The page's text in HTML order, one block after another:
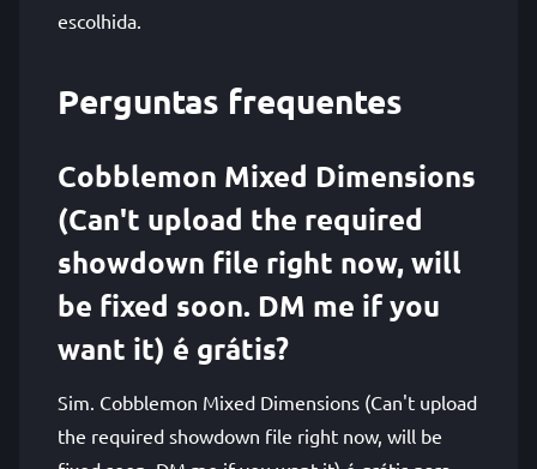
escolhida.
Perguntas frequentes
Cobblemon Mixed Dimensions
(Can't upload the required
showdown file right now, will
be fixed soon. DM me if you
want it) é grátis?
Sim. Cobblemon Mixed Dimensions (Can't upload
the required showdown file right now, will be